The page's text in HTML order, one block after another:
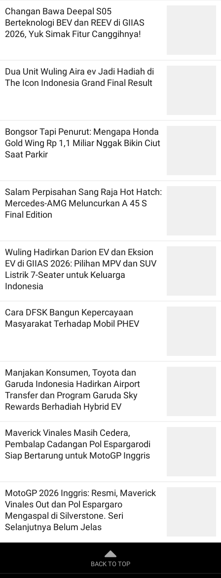
Changan Bawa Deepal S05
Berteknologi BEV dan REEV di GIIAS
2026, Yuk Simak Fitur Canggihnya!
Dua Unit Wuling Aira ev Jadi Hadiah di
The Icon Indonesia Grand Final Result
Bongsor Tapi Penurut: Mengapa Honda
Gold Wing Rp 1,1 Miliar Nggak Bikin Ciut
Saat Parkir
Salam Perpisahan Sang Raja Hot Hatch:
Mercedes-AMG Meluncurkan A 45 S
Final Edition
Wuling Hadirkan Darion EV dan Eksion
EV di GIIAS 2026: Pilihan MPV dan SUV
Listrik 7-Seater untuk Keluarga
Indonesia
Cara DFSK Bangun Kepercayaan
Masyarakat Terhadap Mobil PHEV
Manjakan Konsumen, Toyota dan
Garuda Indonesia Hadirkan Airport
Transfer dan Program Garuda Sky
Rewards Berhadiah Hybrid EV
Maverick Vinales Masih Cedera,
Pembalap Cadangan Pol Espargarodi
Siap Bertarung untuk MotoGP Inggris
MotoGP 2026 Inggris: Resmi, Maverick
Vinales Out dan Pol Espargaro
Mengaspal di Silverstone. Seri
Selanjutnya Belum Jelas
BACK TO TOP